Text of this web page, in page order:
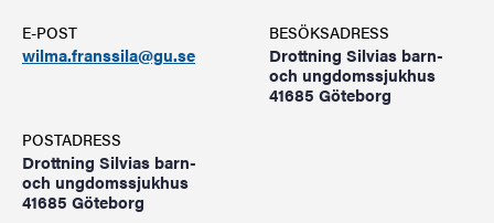
E-POST
wilma.franssila@gu.se
BESÖKSADRESS
Drottning Silvias barn-
och ungdomssjukhus
41685 Göteborg
POSTADRESS
Drottning Silvias barn-
och ungdomssjukhus
41685 Göteborg